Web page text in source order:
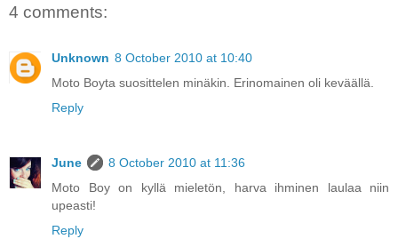
4 comments:
Unknown 8 October 2010 at 10:40
Moto Boyta suosittelen minäkin. Erinomainen oli keväällä.
Reply
June
8 October 2010 at 11:36
Moto Boy on kyllä mieletön, harva ihminen laulaa niin
upeasti!
Reply